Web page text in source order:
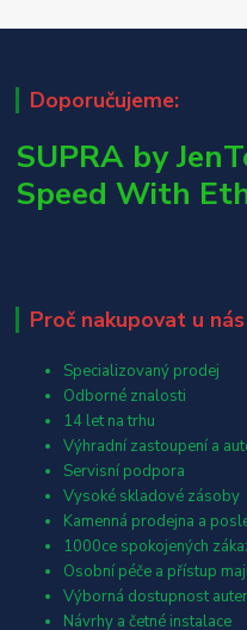
Doporučujeme:
SUPRA by
Speed With
Proč nakupovat u nás
Specializovaný prodej
Odborné znalosti
14 let na trhu
Výhradní zastoupení a
Servisní podpora
Vysoké skladové zásoby
Kamenná prodejna a
1000ce spokojených
Osobní péče a přístup
Výborná dostupnost
Návrhy a četné instalace